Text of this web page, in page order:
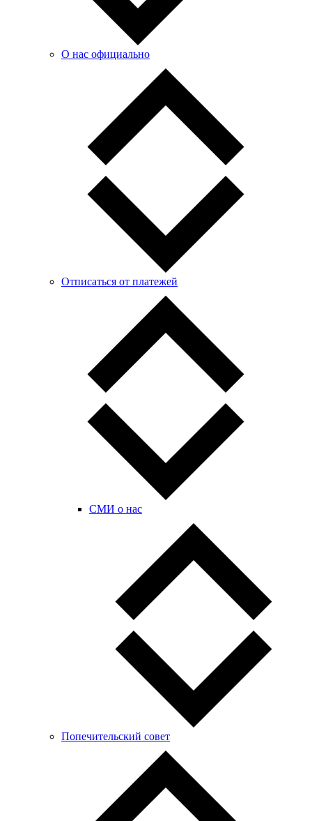
О нас официально
Отписаться от платежей
СМИ о нас
Попечительский совет